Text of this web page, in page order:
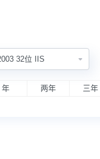
年 两年 三年